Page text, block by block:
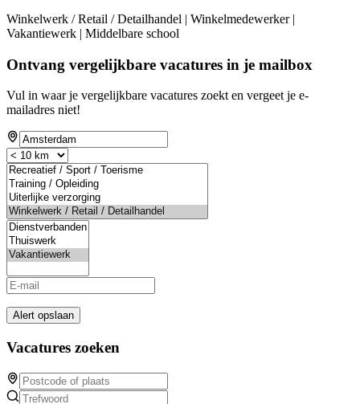
Winkelwerk / Retail / Detailhandel | Winkelmedewerker |
Vakantiewerk | Middelbare school
Ontvang vergelijkbare vacatures in je mailbox
Vul in waar je vergelijkbare vacatures zoekt en vergeet je e-
mailadres niet!
Alert opslaan
Vacatures zoeken